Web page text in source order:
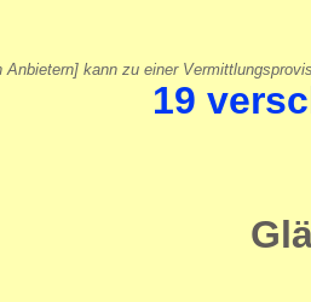
kann zu einer
19